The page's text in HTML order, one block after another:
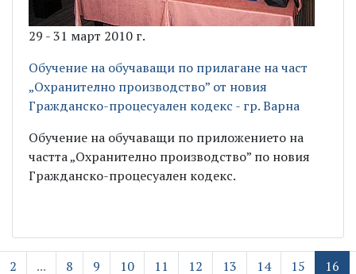
29 - 31 март 2010 г.
Обучение на обучаващи по прилагане на част
„Охранително производство” от новия
Гражданско-процесуален кодекс - гр. Варна
Обучение на обучаващи по приложението на
частта „Охранително производство” по новия
Гражданско-процесуален кодекс.
2 ... 8 9 10 11 12 13 14 15 16